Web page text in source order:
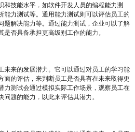
和技能水平，如软件开发人员的编程能力测
能力测试等。通用能力测试则可以评估员工的
题解决能力等。通过能力测试，企业可以了解
是否具备承担更高级别工作的能力。
未来的发展潜力。它可以通过对员工的学习能
面的评估，来判断员工是否具有在未来取得更
力测试会通过模拟实际工作场景，观察员工在
题的能力，以此来评估其潜力。